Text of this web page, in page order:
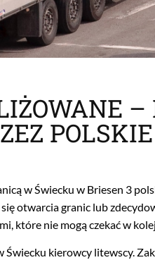
–
w Świecku w Briesen 3
otwarcia granic lub
które nie mogą czekać w
kierowcy litewscy.